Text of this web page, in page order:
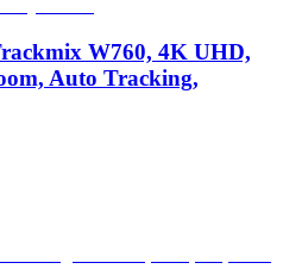
W760, 4K UHD,
Auto Tracking,